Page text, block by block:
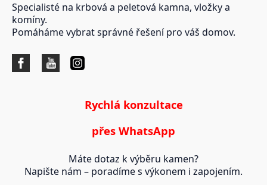
Specialisté na krbová a peletová kamna, vložky a
komíny.
Pomáháme vybrat správné řešení pro váš domov.
Rychlá konzultace
přes WhatsApp
Máte dotaz k výběru kamen?
Napište nám – poradíme s výkonem i zapojením.